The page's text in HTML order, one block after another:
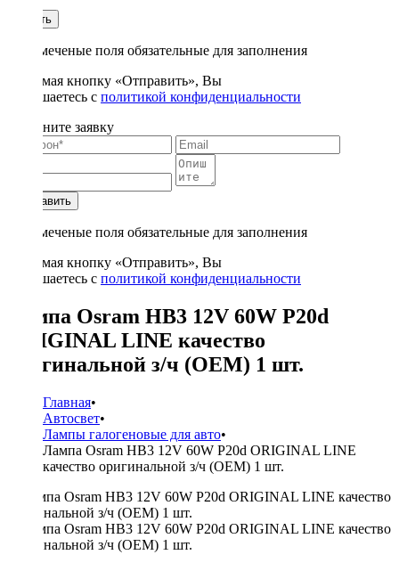
Купить
* - отмеченые поля обязательные для заполнения
Нажимая кнопку «Отправить», Вы
соглашаетесь с политикой конфиденциальности
Заполните заявку
Отправить
* - отмеченые поля обязательные для заполнения
Нажимая кнопку «Отправить», Вы
соглашаетесь с политикой конфиденциальности
Лампа Osram HB3 12V 60W P20d
ORIGINAL LINE качество
оригинальной з/ч (ОЕМ) 1 шт.
Главная•
Автосвет•
Лампы галогеновые для авто•
Лампа Osram HB3 12V 60W P20d ORIGINAL LINE
качество оригинальной з/ч (ОЕМ) 1 шт.